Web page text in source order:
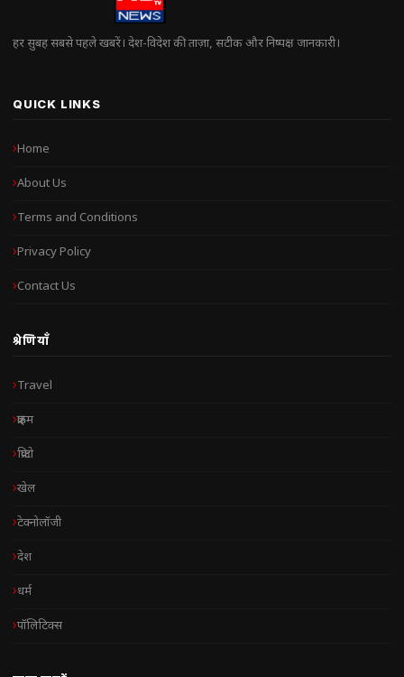
हर सुबह सबसे पहले खबरें। देश-विदेश की ताज़ा, सटीक और निष्पक्ष जानकारी।
QUICK LINKS
Home
About Us
Terms and Conditions
Privacy Policy
Contact Us
श्रेणियाँ
Travel
क्राइम
क्रिप्टो
खेल
टेक्नोलॉजी
देश
धर्म
पॉलिटिक्स